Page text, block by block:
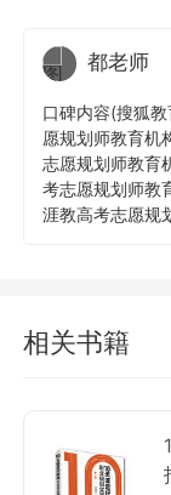
都老师
口碑内容(搜狐
愿规划师教育机
志愿规划师教育
考志愿规划师教
涯教高考志愿规
相关书籍